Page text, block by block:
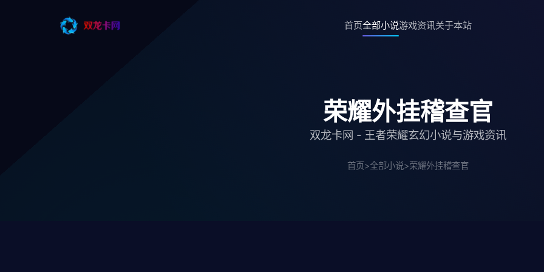
首页全部小说游戏资讯关于本站
荣耀外挂稽查官
双龙卡网 - 王者荣耀玄幻小说与游戏资讯
首页>全部小说>荣耀外挂稽查官